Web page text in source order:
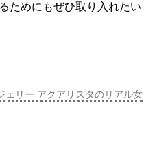
ためにもぜひ取り入れたい
ェリー アクアリスタのリアル女